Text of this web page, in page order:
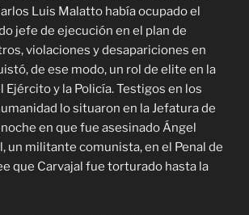
Luis Malatto había ocupado el
jefe de ejecución en el plan de
violaciones y desapariciones en
de ese modo, un rol de elite en la
Ejército y la Policía. Testigos en los
lo situaron en la Jefatura de
noche en que fue asesinado Ángel
un militante comunista, en el Penal de
que Carvajal fue torturado hasta la